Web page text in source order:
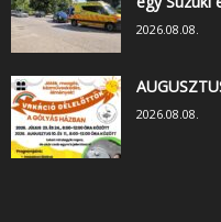
2026.08.08.
2026.08.08.